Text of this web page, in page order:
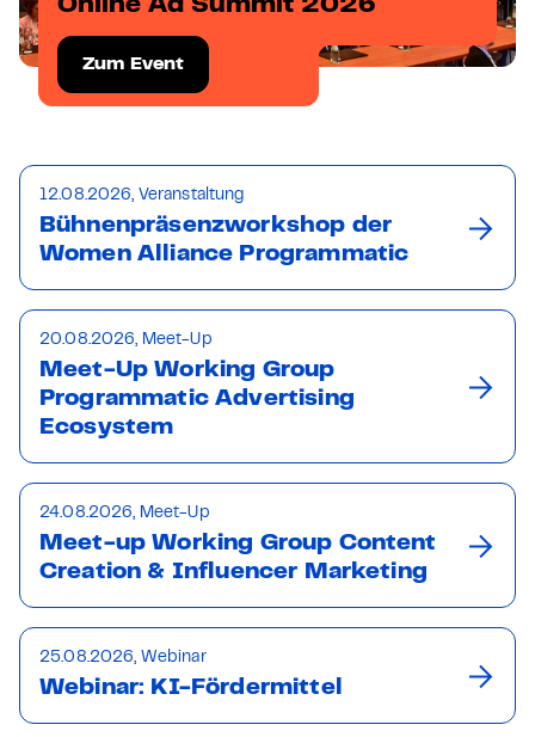
Online Ad Summit 2026
Zum Event
12.08.2026, Veranstaltung
Bühnenpräsenzworkshop der
Women Alliance Programmatic
20.08.2026, Meet-Up
Meet-Up Working Group
Programmatic Advertising
Ecosystem
24.08.2026, Meet-Up
Meet-up Working Group Content
Creation & Influencer Marketing
25.08.2026, Webinar
Webinar: KI-Fördermittel